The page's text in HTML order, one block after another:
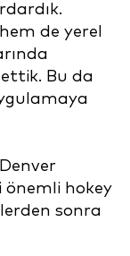
de yerel
Bu da
önemli hokey
sonra